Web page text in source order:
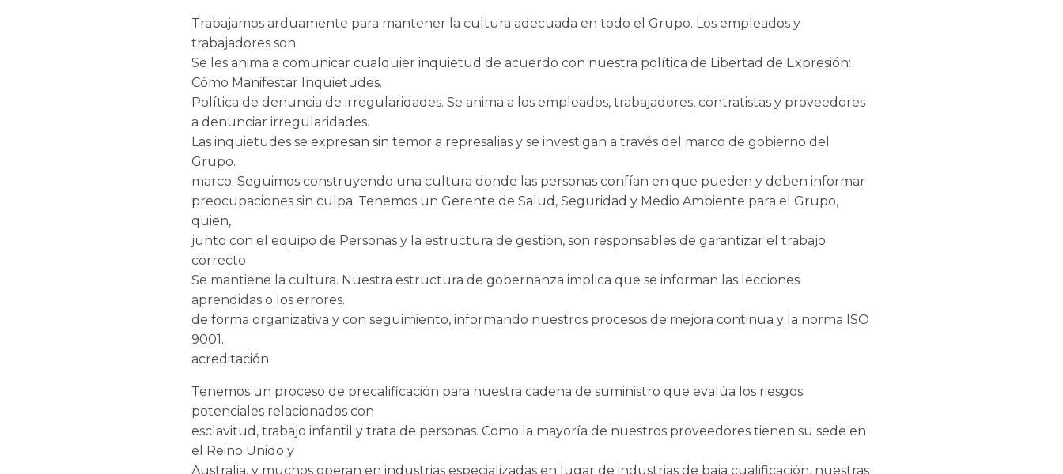
Trabajamos arduamente para mantener la cultura adecuada en todo el Grupo. Los empleados y
trabajadores son
Se les anima a comunicar cualquier inquietud de acuerdo con nuestra política de Libertad de Expresión:
Cómo Manifestar Inquietudes.
Política de denuncia de irregularidades. Se anima a los empleados, trabajadores, contratistas y proveedores
a denunciar irregularidades.
Las inquietudes se expresan sin temor a represalias y se investigan a través del marco de gobierno del
Grupo.
marco. Seguimos construyendo una cultura donde las personas confían en que pueden y deben informar
preocupaciones sin culpa. Tenemos un Gerente de Salud, Seguridad y Medio Ambiente para el Grupo,
quien,
junto con el equipo de Personas y la estructura de gestión, son responsables de garantizar el trabajo
correcto
Se mantiene la cultura. Nuestra estructura de gobernanza implica que se informan las lecciones
aprendidas o los errores.
de forma organizativa y con seguimiento, informando nuestros procesos de mejora continua y la norma ISO
9001.
acreditación.
Tenemos un proceso de precalificación para nuestra cadena de suministro que evalúa los riesgos
potenciales relacionados con
esclavitud, trabajo infantil y trata de personas. Como la mayoría de nuestros proveedores tienen su sede en
el Reino Unido y
Australia, y muchos operan en industrias especializadas en lugar de industrias de baja cualificación, nuestras